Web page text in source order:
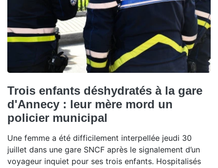
Trois enfants déshydratés à la gare
d'Annecy : leur mère mord un
policier municipal
Une femme a été difficilement interpellée jeudi 30
juillet dans une gare SNCF après le signalement d’un
voyageur inquiet pour ses trois enfants. Hospitalisés